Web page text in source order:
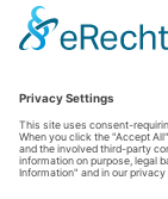
Partner &
Häufige Fragen